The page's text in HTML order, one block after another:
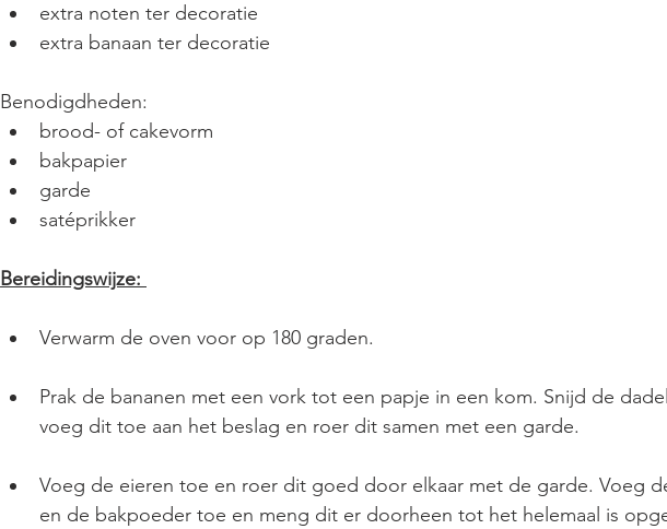
extra noten ter decoratie
extra banaan ter decoratie
Benodigdheden:
brood- of cakevorm
bakpapier
garde
satéprikker
Bereidingswijze:
Verwarm de oven voor op 180 graden.
Prak de bananen met een vork tot een papje in een kom. Snijd de
voeg dit toe aan het beslag en roer dit samen met een garde.
Voeg de eieren toe en roer dit goed door elkaar met de garde. Voeg
en de bakpoeder toe en meng dit er doorheen tot het helemaal is